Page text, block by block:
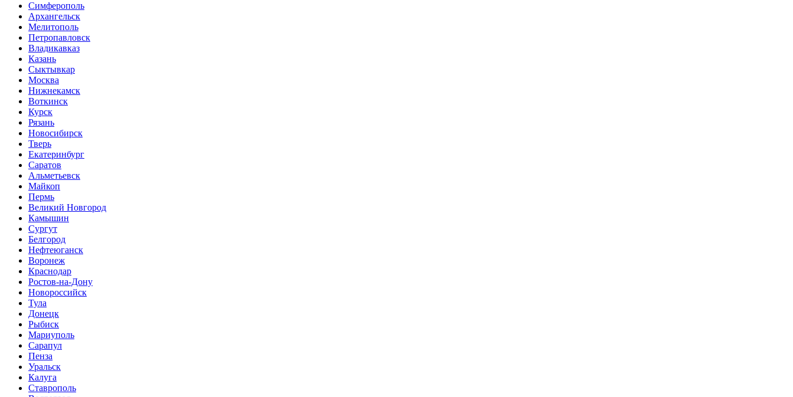
Симферополь
Архангельск
Мелитополь
Петропавловск
Владикавказ
Казань
Сыктывкар
Москва
Нижнекамск
Воткинск
Курск
Рязань
Новосибирск
Тверь
Екатеринбург
Саратов
Альметьевск
Майкоп
Пермь
Великий Новгород
Камышин
Сургут
Белгород
Нефтеюганск
Воронеж
Краснодар
Ростов-на-Дону
Новороссийск
Тула
Донецк
Рыбиск
Мариуполь
Сарапул
Пенза
Уральск
Калуга
Ставрополь